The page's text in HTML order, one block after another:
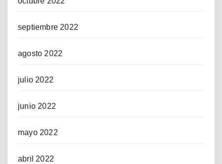
septiembre 2022
agosto 2022
julio 2022
junio 2022
mayo 2022
abril 2022